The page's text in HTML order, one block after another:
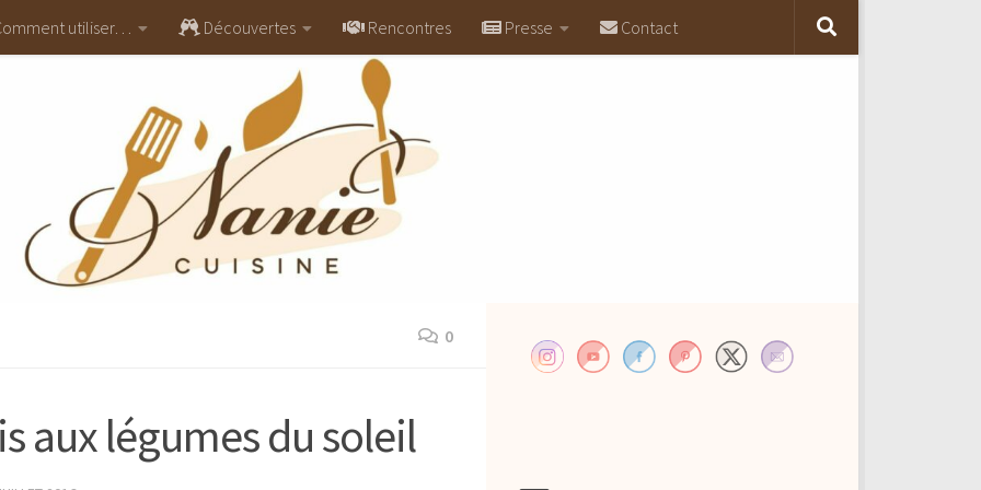
utiliser… Découvertes Rencontres Presse Contact
0
aux légumes du soleil